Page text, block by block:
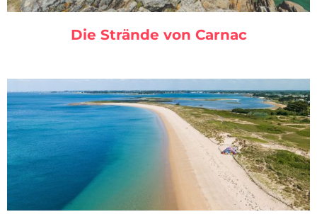
Die Strände von Carnac